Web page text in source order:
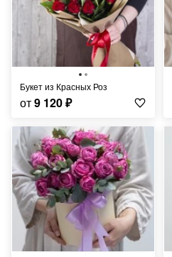
Букет из Красных Роз
от9 120₽